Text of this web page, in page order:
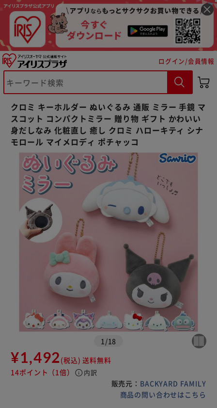
ログイン/会員情報
クロミ キーホルダー ぬいぐるみ 通販 ミラー 手鏡 マ
スコット コンパクトミラー 贈り物 ギフト かわいい
身だしなみ 化粧直し 癒し クロミ ハローキティ シナ
モロール マイメロディ ポチャッコ
1 /18
¥1,492 (税込) 送料無料
14ポイント （1倍） info 内訳
販売元： BACKYARD FAMILY
商品の問い合わせはこちら
※ご確認ください
カートに入れる 購入手続きへ